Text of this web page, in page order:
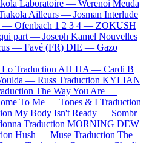
Laboratoire — Werenoi Meuda
Ailleurs — Josman Interlude
— Ofenbach 1 2 3 4 — ZOKUSH
part — Joseph Kamel Nouvelles
— Favé (FR) DIE — Gazo
Lo Traduction AH HA — Cardi B
— Russ Traduction KYLIAN
The Way You Are —
To Me — Tones & I Traduction
My Body Isn't Ready — Sombr
Traduction MORNING DEW
Hush — Muse Traduction The